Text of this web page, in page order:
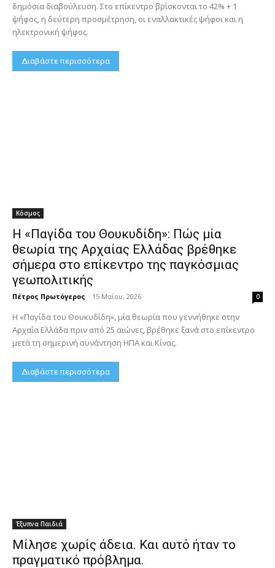
δημόσια διαβούλευση. Στο επίκεντρο βρίσκονται το 42% + 1
ψήφος, η δεύτερη προσμέτρηση, οι εναλλακτικές ψήφοι και η
ηλεκτρονική ψήφος.
Διαβάστε περισσότερα
Κόσμος
Η «Παγίδα του Θουκυδίδη»: Πώς μία
θεωρία της Αρχαίας Ελλάδας βρέθηκε
σήμερα στο επίκεντρο της παγκόσμιας
γεωπολιτικής
Πέτρος Πρωτόγερος - 15 Μαΐου, 2026 0
Η «Παγίδα του Θουκυδίδη», μία θεωρία που γεννήθηκε στην
Αρχαία Ελλάδα πριν από 25 αιώνες, βρέθηκε ξανά στο επίκεντρο
μετά τη σημερινή συνάντηση ΗΠΑ και Κίνας.
Διαβάστε περισσότερα
Έξυπνα Παιδιά
Μίλησε χωρίς άδεια. Και αυτό ήταν το
πραγματικό πρόβλημα.